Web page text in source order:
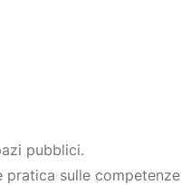
pubblici.
sulle competenze